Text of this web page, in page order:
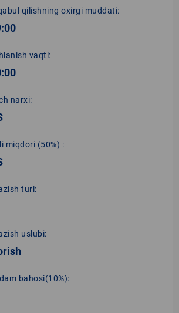
qilishning oxirgi muddati:
vaqti:
narxi:
miqdori (50%) :
turi:
uslubi:
bahosi(10%):